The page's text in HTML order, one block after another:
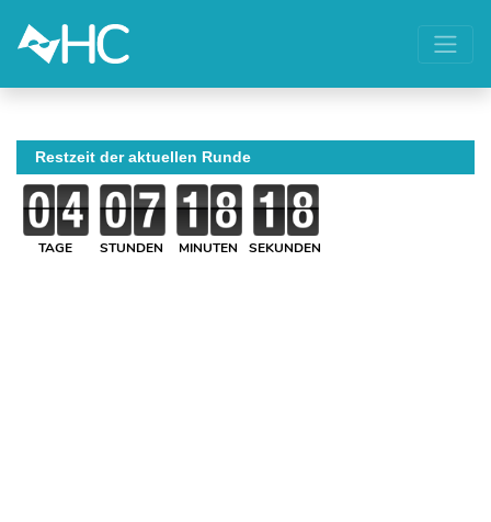
Restzeit der aktuellen Runde
TAGE STUNDEN MINUTEN SEKUNDEN